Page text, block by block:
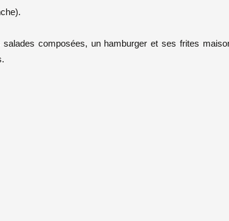
composées, un hamburger et ses frites